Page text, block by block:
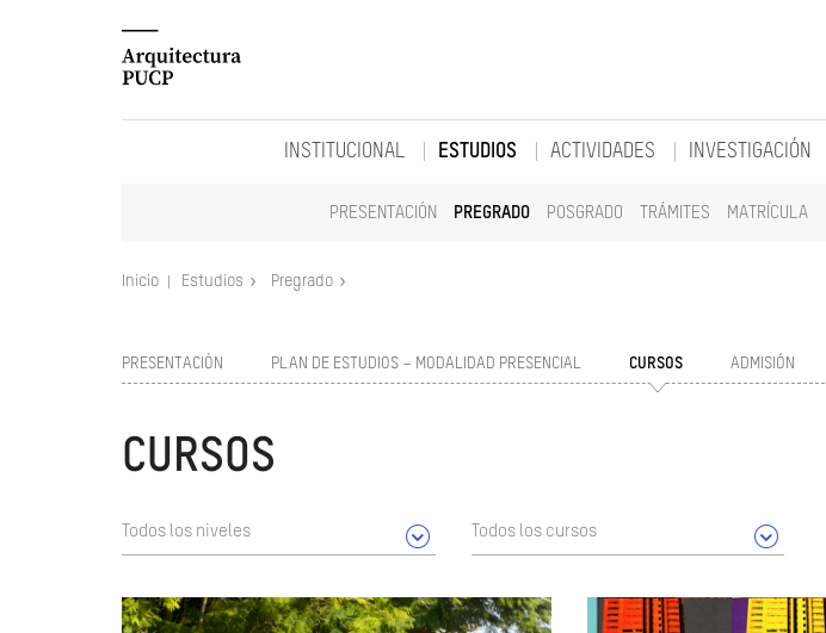
INSTITUCIONAL ESTUDIOS
PRESENTACIÓN PREGRADO POSGRADO TRÁMITES MATRÍCULA
ACTIVIDADES INVESTIGACIÓN
Inicio Estudios Pregrado
PRESENTACIÓN PLAN DE ESTUDIOS – MODALIDAD PRESENCIAL CURSOS ADMISIÓN
CURSOS
Todos los niveles Todos los cursos